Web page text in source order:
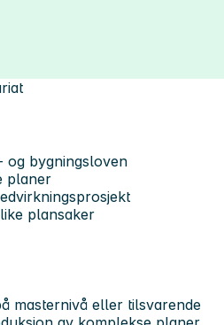
og bygningsloven
planer
plansaker
masternivå eller tilsvarende